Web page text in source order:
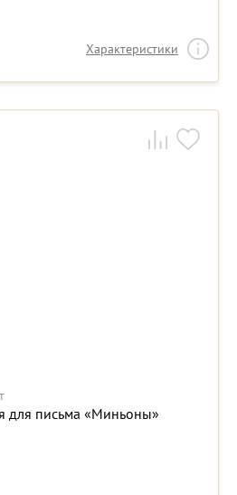
Характеристики
для письма «Миньоны»